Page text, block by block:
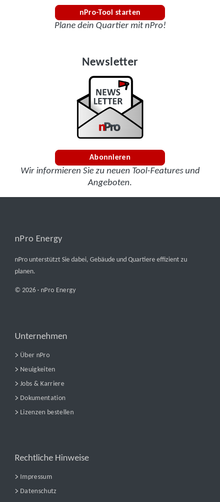
nPro-Tool starten
Plane dein Quartier mit nPro!
Newsletter
Abonnieren
Wir informieren Sie zu neuen Tool-Features und
Angeboten.
nPro Energy
nPro unterstützt Sie dabei, Gebäude und Quartiere effizient zu
planen.
© 2026 · nPro Energy
Unternehmen
Über nPro
Neuigkeiten
Jobs & Karriere
Dokumentation
Lizenzen bestellen
Rechtliche Hinweise
Impressum
Datenschutz